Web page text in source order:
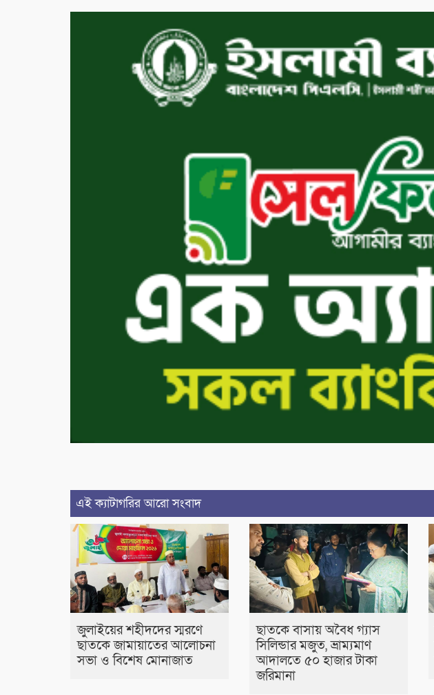
এই ক্যাটাগরির আরো সংবাদ
জুলাইয়ের শহীদদের স্মরণে
ছাতকে জামায়াতের আলোচনা
সভা ও বিশেষ মোনাজাত
ছাতকে বাসায় অবৈধ গ্যাস
সিলিন্ডার মজুত, ভ্রাম্যমাণ
আদালতে ৫০ হাজার টাকা
জরিমানা